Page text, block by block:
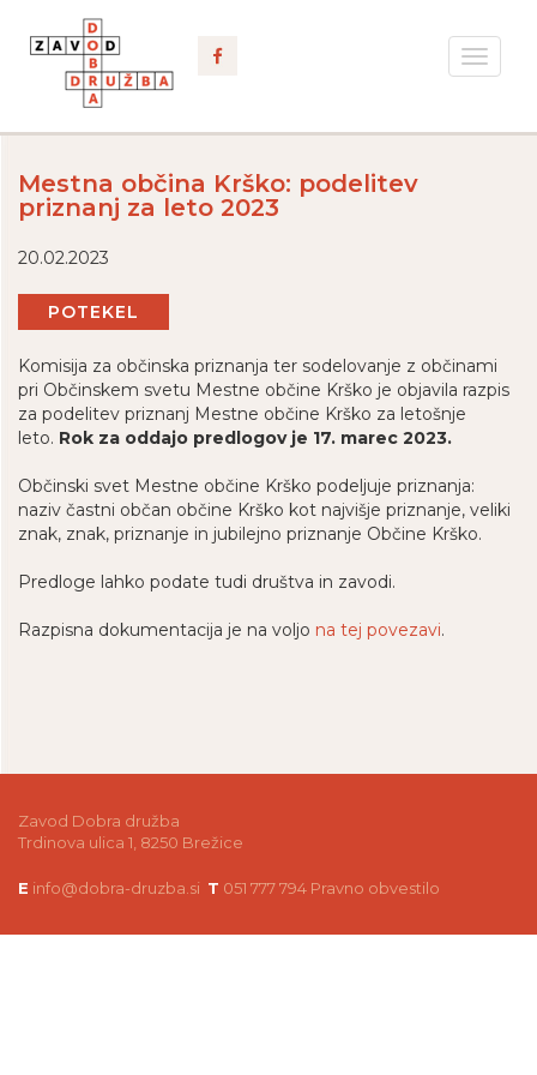
Toggle
Mestna občina Krško: podelitev
priznanj za leto 2023
20.02.2023
POTEKEL
Komisija za občinska priznanja ter sodelovanje z občinami
pri Občinskem svetu Mestne občine Krško je objavila razpis
za podelitev priznanj Mestne občine Krško za letošnje
leto. Rok za oddajo predlogov je 17. marec 2023.
Občinski svet Mestne občine Krško podeljuje priznanja:
naziv častni občan občine Krško kot najvišje priznanje, veliki
znak, znak, priznanje in jubilejno priznanje Občine Krško.
Predloge lahko podate tudi društva in zavodi.
Razpisna dokumentacija je na voljo na tej povezavi.
Zavod Dobra družba
Trdinova ulica 1, 8250 Brežice
E info@dobra-druzba.si T 051 777 794 Pravno obvestilo